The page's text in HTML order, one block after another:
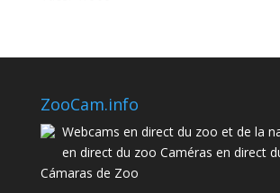
ZooCam.info
Webcams en direct du zoo et de la
en direct du zoo Caméras en direct
Cámaras de Zoo